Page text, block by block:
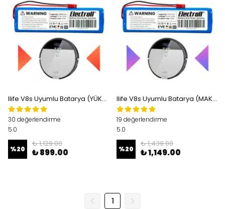
Ilife V8s Uyumlu Batarya (YÜKSEK KAPASİTE) 2800mah Pil Robot Süpürge Bataryası Değişimi
30 değerlendirme
5.0
%20
₺ 1,129.00
₺ 899.00
Ilife V8s Uyumlu Batarya (MAKSİMUM KAPASİTE) 3500mah Pil Robot Süpürge Bataryası Değişimi
19 değerlendirme
5.0
%20
₺ 1,439.00
₺ 1,149.00
1